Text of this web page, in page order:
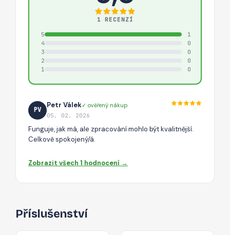
1 RECENZÍ
5
1
4
0
3
0
2
0
1
0
PV
Petr Válek✓ ověřený nákup
05. 02. 2026
Funguje, jak má, ale zpracování mohlo být kvalitnější.
Celkově spokojený/á.
Zobrazit všech 1 hodnocení →
Příslušenství